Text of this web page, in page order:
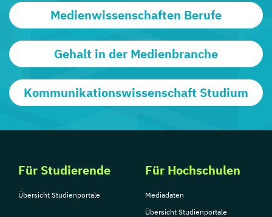
Medienwissenschaften Berufe
Gehalt in der Medienbranche
Kommunikationswissenschaft Studium
Für Studierende
Übersicht Studienportale
Für Hochschulen
Mediadaten
Übersicht Studienportale